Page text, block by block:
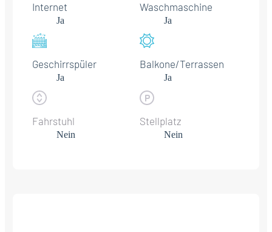
Internet
Ja
Waschmaschine
Ja
Geschirrspüler
Ja
Balkone/Terrassen
Ja
Fahrstuhl
Nein
Stellplatz
Nein